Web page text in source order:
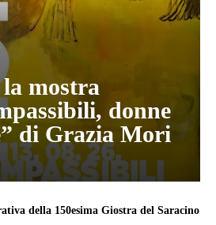
mostra
donne
di Grazia Mori
della 150esima Giostra del Saracino